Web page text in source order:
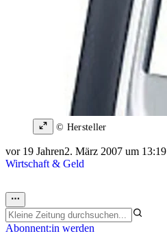
© Hersteller
vor 19 Jahren2. März 2007 um 13:19
Wirtschaft & Geld
Abonnent:in werden